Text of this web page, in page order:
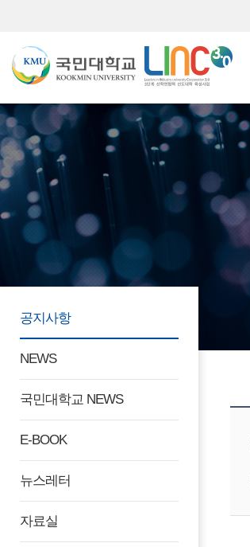
공지사항
NEWS
국민대학교 NEWS
E-BOOK
뉴스레터
자료실